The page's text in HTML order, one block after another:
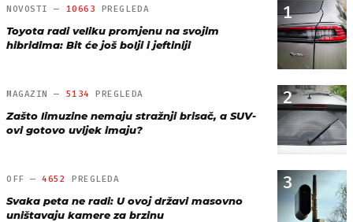
1
NOVOSTI — 10663 PREGLEDA
Toyota radi veliku promjenu na svojim
hibridima: Bit će još bolji i jeftiniji
2
MAGAZIN — 5134 PREGLEDA
Zašto limuzine nemaju stražnji brisač, a SUV-
ovi gotovo uvijek imaju?
3
OFF —4652 PREGLEDA
Svaka peta ne radi: U ovoj državi masovno
uništavaju kamere za brzinu